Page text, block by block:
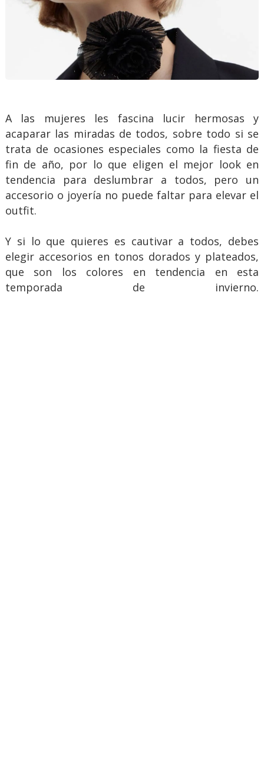
A las mujeres les fascina lucir hermosas y
acaparar las miradas de todos, sobre todo si se
trata de ocasiones especiales como la fiesta de
fin de año, por lo que eligen el mejor look en
tendencia para deslumbrar a todos, pero un
accesorio o joyería no puede faltar para elevar el
outfit.
Y si lo que quieres es cautivar a todos, debes
elegir accesorios en tonos dorados y plateados,
que son los colores en tendencia en esta
temporada de invierno.